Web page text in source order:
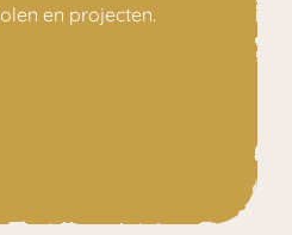
en projecten.